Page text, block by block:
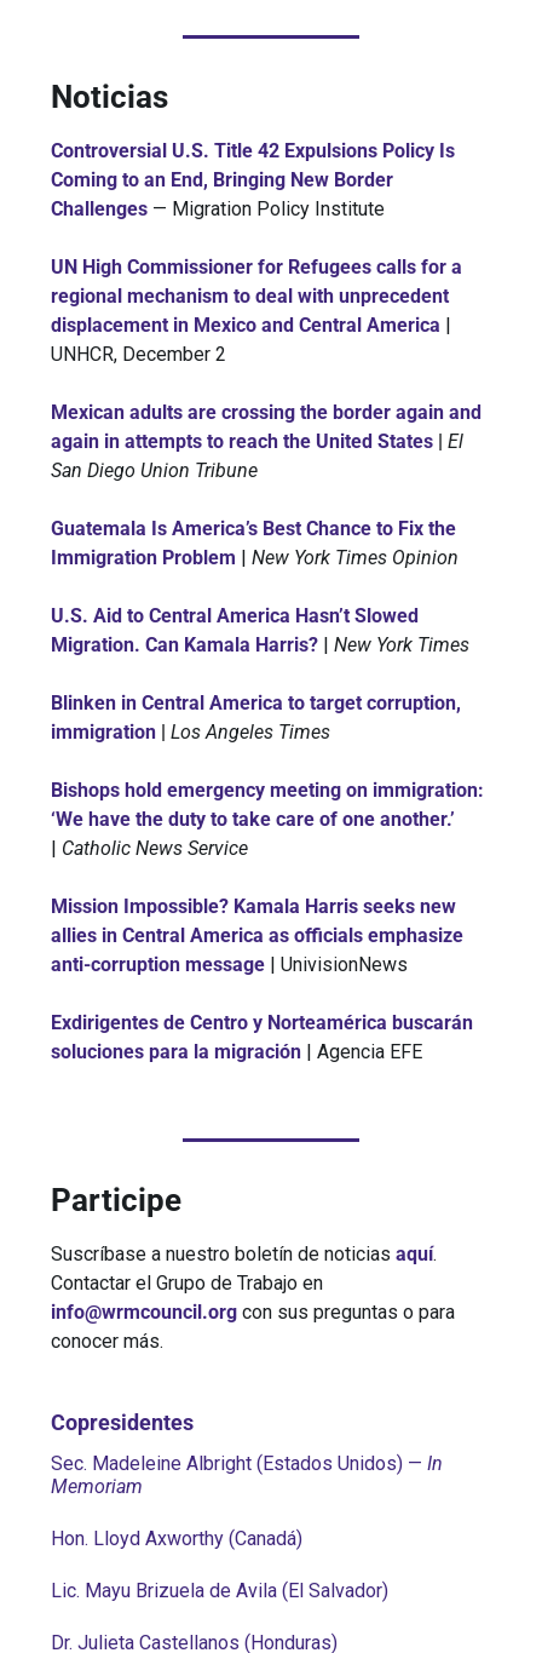
Copresidentes
Sec. Madeleine Albright (Estados Unidos) — In
Memoriam
Hon. Lloyd Axworthy (Canadá)
Lic. Mayu Brizuela de Avila (El Salvador)
Dr. Julieta Castellanos (Honduras)
Noticias
Controversial U.S. Title 42 Expulsions Policy Is
Coming to an End, Bringing New Border
Challenges — Migration Policy Institute
UN High Commissioner for Refugees calls for a
regional mechanism to deal with unprecedent
displacement in Mexico and Central America |
UNHCR, December 2
Mexican adults are crossing the border again and
again in attempts to reach the United States | El
San Diego Union Tribune
Guatemala Is America’s Best Chance to Fix the
Immigration Problem | New York Times Opinion
U.S. Aid to Central America Hasn’t Slowed
Migration. Can Kamala Harris? | New York Times
Blinken in Central America to target corruption,
immigration | Los Angeles Times
Bishops hold emergency meeting on immigration:
‘We have the duty to take care of one another.’
| Catholic News Service
Mission Impossible? Kamala Harris seeks new
allies in Central America as officials emphasize
anti-corruption message | UnivisionNews
Exdirigentes de Centro y Norteamérica buscarán
soluciones para la migración | Agencia EFE
Participe
Suscríbase a nuestro boletín de noticias aquí.
Contactar el Grupo de Trabajo en
info@wrmcouncil.org con sus preguntas o para
conocer más.